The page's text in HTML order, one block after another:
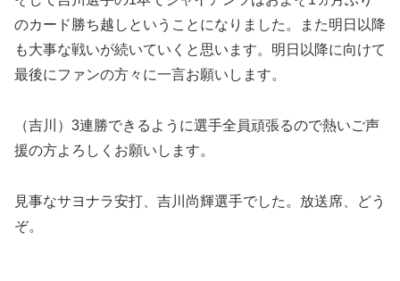
のカード勝ち越しということになりました。また明日以降
も大事な戦いが続いていくと思います。明日以降に向けて
最後にファンの方々に一言お願いします。
（吉川）3連勝できるように選手全員頑張るので熱いご声
援の方よろしくお願いします。
見事なサヨナラ安打、吉川尚輝選手でした。放送席、どう
ぞ。